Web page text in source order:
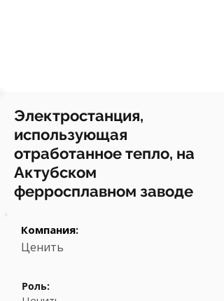
Электростанция,
использующая
отработанное тепло, на
Актубском
ферросплавном заводе
Компания:
Ценить
Роль: